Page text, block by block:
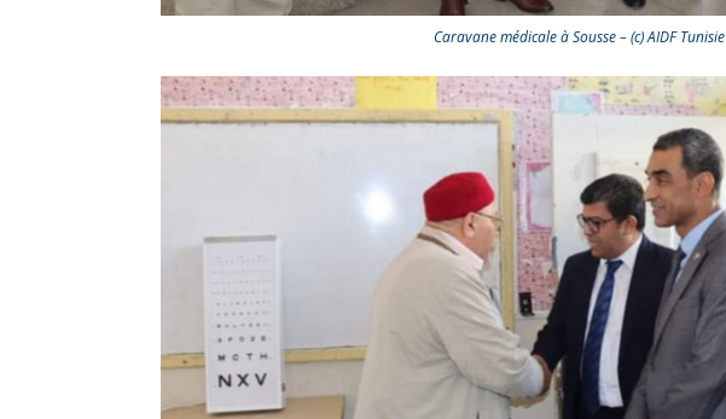
Caravane médicale à Sousse – (c) AIDF Tunisie